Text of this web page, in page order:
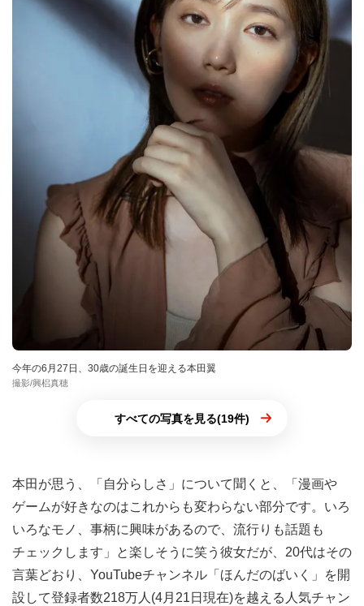
今年の6月27日、30歳の誕生日を迎える本田翼
撮影/興梠真穂
すべての写真を見る(19件)
本田が思う、「自分らしさ」について聞くと、「漫画や
ゲームが好きなのはこれからも変わらない部分です。いろ
いろなモノ、事柄に興味があるので、流行りも話題も
チェックします」と楽しそうに笑う彼女だが、20代はその
言葉どおり、YouTubeチャンネル「ほんだのばいく」を開
設して登録者数218万人(4月21日現在)を越える人気チャン